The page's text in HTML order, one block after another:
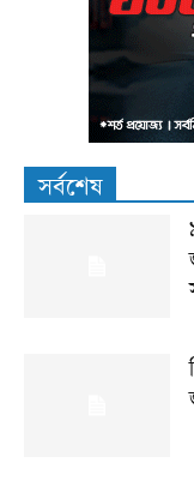
সর্বশেষ